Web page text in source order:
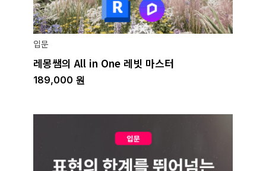
입문
레몽쌤의 All in One 레빗 마스터
189,000 원